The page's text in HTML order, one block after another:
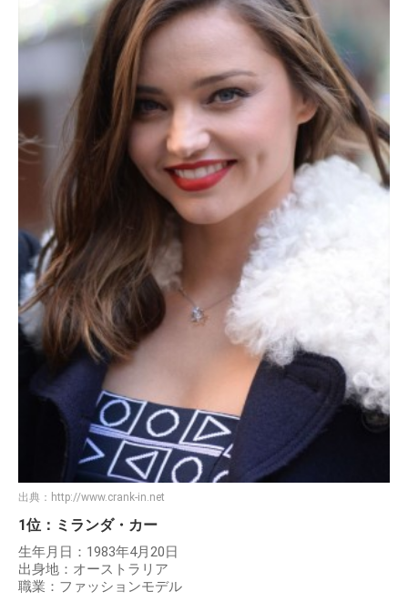
出典： http://www.crank-in.net
1位：ミランダ・カー
生年月日：1983年4月20日
出身地：オーストラリア
職業：ファッションモデル